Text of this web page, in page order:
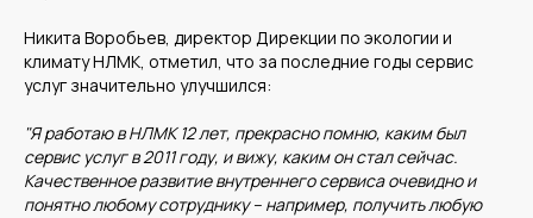
Никита Воробьев, директор Дирекции по экологии и
климату НЛМК, отметил, что за последние годы сервис
услуг значительно улучшился:
"Я работаю в НЛМК 12 лет, прекрасно помню, каким был
сервис услуг в 2011 году, и вижу, каким он стал сейчас.
Качественное развитие внутреннего сервиса очевидно и
понятно любому сотруднику – например, получить любую
Медиа
Новости
Блог экспертов
Услуги
Казначейство
Страхование
Аутсорсинг закупок
Поддержка продаж
Сертификация
Юридическая
поддержка